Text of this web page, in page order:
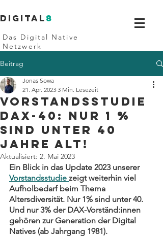
Digital8
Das Digital Native
Netzwerk
Beitrag
Vorstandsstudie
DAX-40: Nur 1 %
sind unter 40
Jahre alt!
Jonas Sowa
21. Apr. 2023 3 Min. Lesezeit
Aktualisiert: 2. Mai 2023
Ein Blick in das Update 2023 unserer
Vorstandsstudie zeigt weiterhin viel
Aufholbedarf beim Thema
Altersdiversität. Nur 1% sind unter 40.
Und nur 3% der DAX-Vorständ:innen
gehören zur Generation der Digital
Natives (ab Jahrgang 1981).